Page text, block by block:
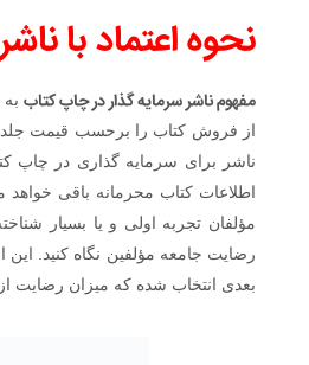
نحوه اعتماد با
مفهوم ناشر سرمایه گذار در چاپ کتاب
از فروش کتاب را برحسب قیمت جلد
ناشر برای سرمایه گذاری در چاپ
اطلاعات کتاب محرمانه باقی خواهد
رضایت جامعه مؤلفین نگاه کنید.
بعدی انتخاب شده که میزان رضایت